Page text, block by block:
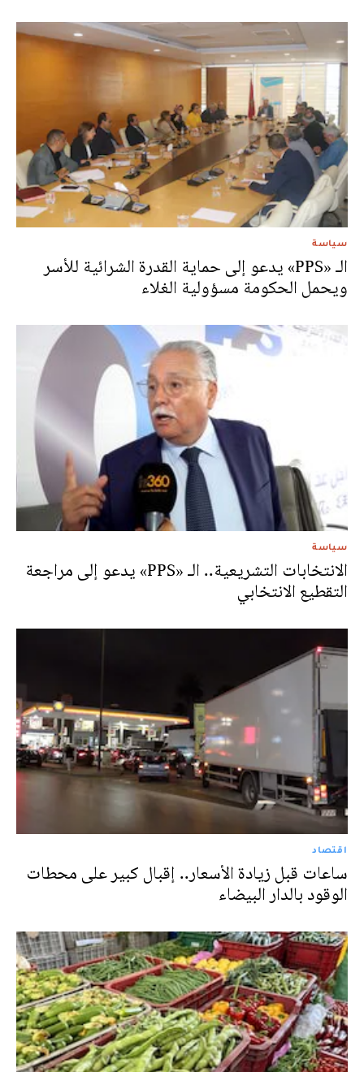
سياسة
الـ «PPS» يدعو إلى حماية القدرة الشرائية للأسر
ويحمل الحكومة مسؤولية الغلاء
سياسة
الانتخابات التشريعية.. الـ «PPS» يدعو إلى مراجعة
التقطيع الانتخابي
اقتصاد
ساعات قبل زيادة الأسعار.. إقبال كبير على محطات
الوقود بالدار البيضاء